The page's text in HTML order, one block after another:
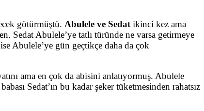
götürmüştü. Abulele ve Sedat ikinci kez ama
Sedat Abulele’ye tatlı türünde ne varsa getirmeye
Abulele’ye gün geçtikçe daha da çok
ama en çok da abisini anlatıyormuş. Abulele
Sedat’ın bu kadar şeker tüketmesinden rahatsız